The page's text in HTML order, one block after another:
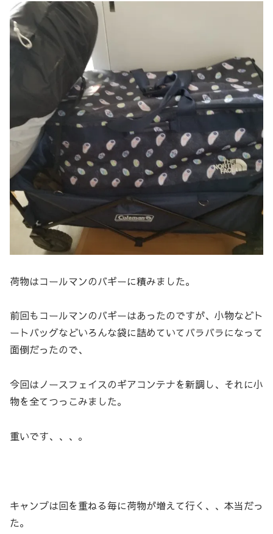
荷物はコールマンのバギーに積みました。
前回もコールマンのバギーはあったのですが、小物などト
ートバッグなどいろんな袋に詰めていてバラバラになって
面倒だったので、
今回はノースフェイスのギアコンテナを新調し、それに小
物を全てつっこみました。
重いです、、、。
キャンプは回を重ねる毎に荷物が増えて行く、、本当だっ
た。